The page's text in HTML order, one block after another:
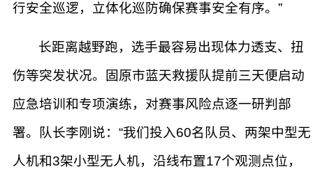
行安全巡逻，立体化巡防确保赛事安全有序。”
长距离越野跑，选手最容易出现体力透支、扭
伤等突发状况。固原市蓝天救援队提前三天便启动
应急培训和专项演练，对赛事风险点逐一研判部
署。队长李刚说：“我们投入60名队员、两架中型无
人机和3架小型无人机，沿线布置17个观测点位，